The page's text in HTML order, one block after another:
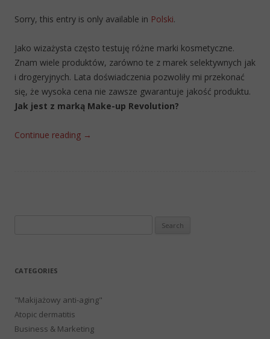
Sorry, this entry is only available in Polski.
Jako wizażysta często testuję różne marki kosmetyczne.
Znam wiele produktów, zarówno te z marek selektywnych jak
i drogeryjnych. Lata doświadczenia pozwoliły mi przekonać
się, że wysoka cena nie zawsze gwarantuje jakość produktu.
Jak jest z marką Make-up Revolution?
Continue reading →
CATEGORIES
"Makijażowy anti-aging"
Atopic dermatitis
Business & Marketing